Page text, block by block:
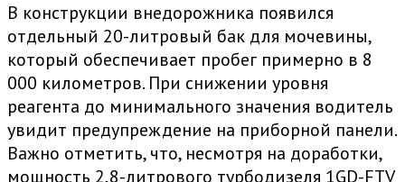
В конструкции внедорожника появился
отдельный 20-литровый бак для мочевины,
который обеспечивает пробег примерно в 8
000 километров. При снижении уровня
реагента до минимального значения водитель
увидит предупреждение на приборной панели.
Важно отметить, что, несмотря на доработки,
мощность 2,8-литрового турбодизеля 1GD-FTV